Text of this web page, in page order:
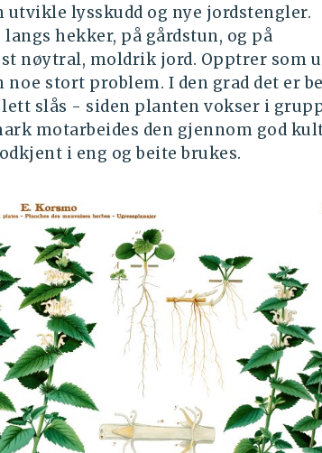
utvikle lysskudd og nye jordstengler.
hekker, på gårdstun, og på
nøytral, moldrik jord. Opptrer som
stort problem. I den grad det er
lett slås - siden planten vokser i
motarbeides den gjennom god
i eng og beite brukes.